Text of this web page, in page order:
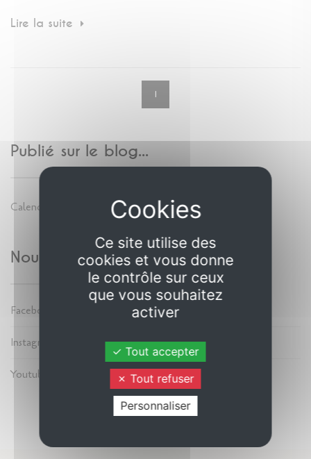
Publié sur le blog...
Calendrier 2026
Nous suivre
Facebook
Instagram
Youtube
Lire la suite
1
Ce site utilise des
cookies et vous donne
le contrôle sur ceux
que vous souhaitez
activer
Tout accepter
Tout refuser
Personnaliser